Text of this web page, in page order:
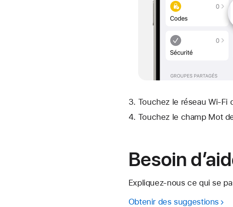
Touchez le réseau Wi-Fi
Touchez le champ Mot
Besoin
Expliquez-nous ce qui se
Obtenir des suggestions